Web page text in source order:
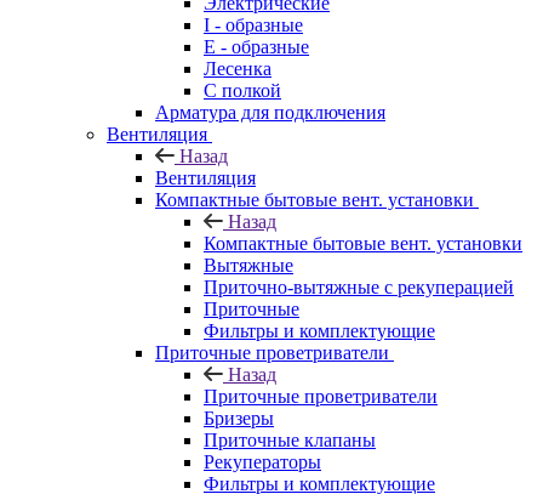
I - образные
E - образные
Лесенка
С полкой
Арматура для подключения
Вентиляция
Назад
Вентиляция
Компактные бытовые вент. установки
Назад
Компактные бытовые вент. установки
Вытяжные
Приточно-вытяжные с рекуперацией
Приточные
Фильтры и комплектующие
Приточные проветриватели
Назад
Приточные проветриватели
Бризеры
Приточные клапаны
Рекуператоры
Фильтры и комплектующие